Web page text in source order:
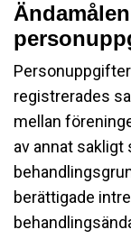
registrerades
mellan
av annat sakligt
berättigade